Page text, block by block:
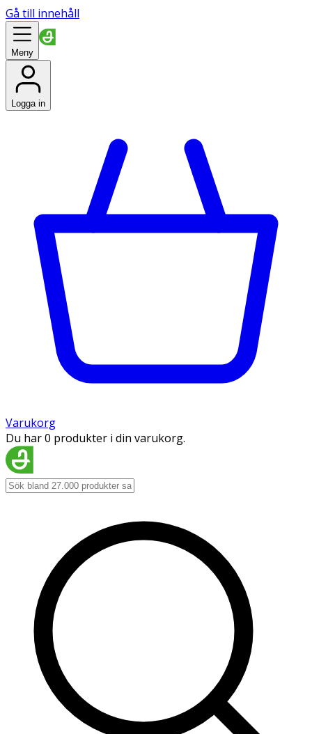
Gå till innehåll
Meny
Logga in
Varukorg
Du har 0 produkter i din varukorg.